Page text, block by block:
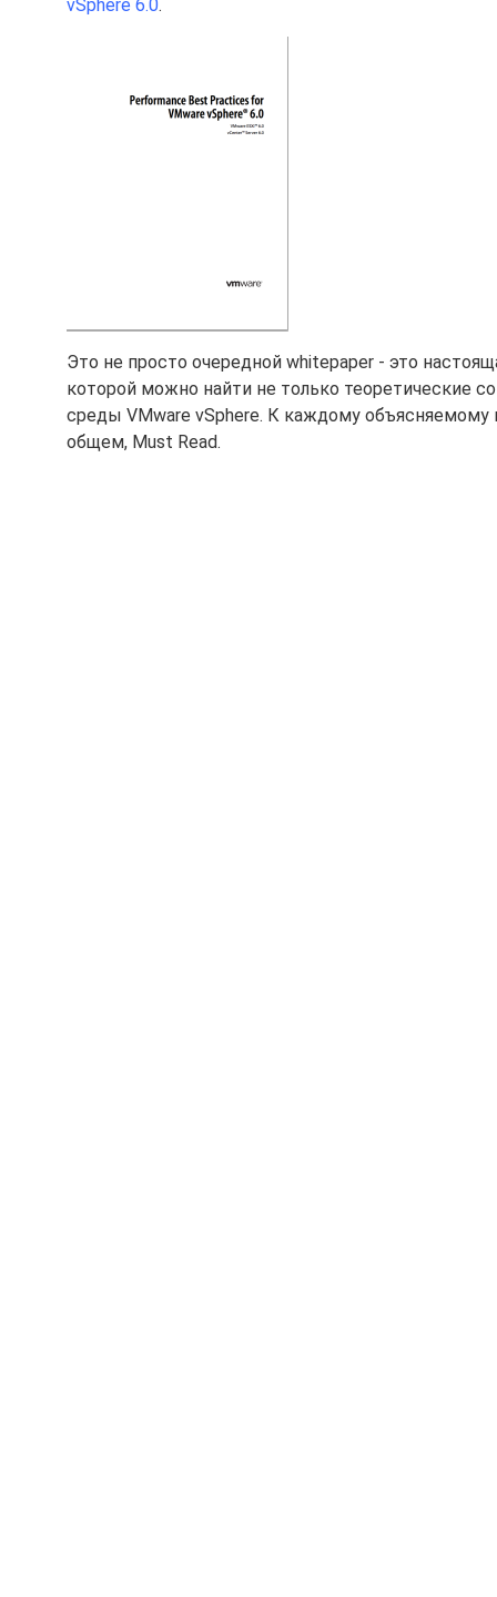
vSphere 6.0.
Это не просто очередной whitepaper - это
которой можно найти не только теоретические
среды VMware vSphere. К каждому
общем, Must Read.